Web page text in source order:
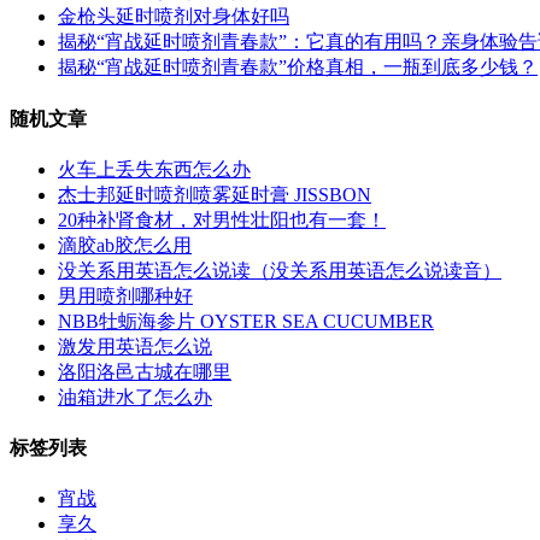
金枪头延时喷剂对身体好吗
揭秘“宵战延时喷剂青春款”：它真的有用吗？亲身体验告
揭秘“宵战延时喷剂青春款”价格真相，一瓶到底多少钱？
随机文章
火车上丢失东西怎么办
杰士邦延时喷剂喷雾延时膏 JISSBON
20种补肾食材，对男性壮阳也有一套！
滴胶ab胶怎么用
没关系用英语怎么说读（没关系用英语怎么说读音）
男用喷剂哪种好
NBB牡蛎海参片 OYSTER SEA CUCUMBER
激发用英语怎么说
洛阳洛邑古城在哪里
油箱进水了怎么办
标签列表
宵战
享久